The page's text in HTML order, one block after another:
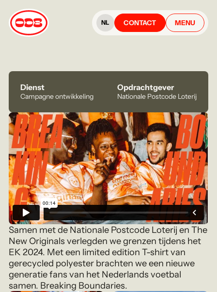
NL CONTACT MENU
Dienst
Campagne ontwikkeling
Opdrachtgever
Nationale Postcode Loterij
Samen met de Nationale Postcode Loterij en The
New Originals verlegden we grenzen tijdens het
EK 2024. Met een limited edition T-shirt van
gerecycled polyester brachten we een nieuwe
generatie fans van het Nederlands voetbal
samen. Breaking Boundaries.